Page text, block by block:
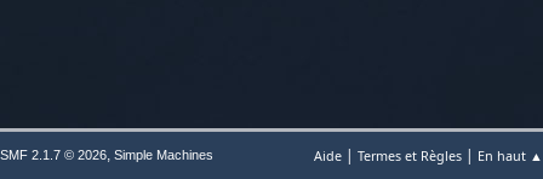
Aide | Termes et Règles | En haut ▲
SMF 2.1.7 © 2026, Simple Machines